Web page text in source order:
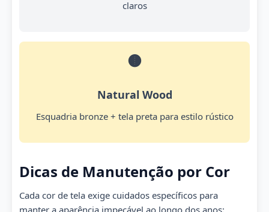
claros
🟤
Natural Wood
Esquadria bronze + tela preta para estilo rústico
Dicas de Manutenção por Cor
Cada cor de tela exige cuidados específicos para
manter a aparência impecável ao longo dos anos: